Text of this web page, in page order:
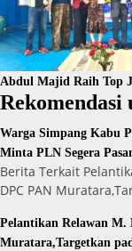
Abdul Majid Raih Top
Rekomendasi
Warga Simpang Kabu
Minta PLN Segera
Berita Terkait
DPC PAN
Pelantikan Relawan M.
Muratara,Targetkan